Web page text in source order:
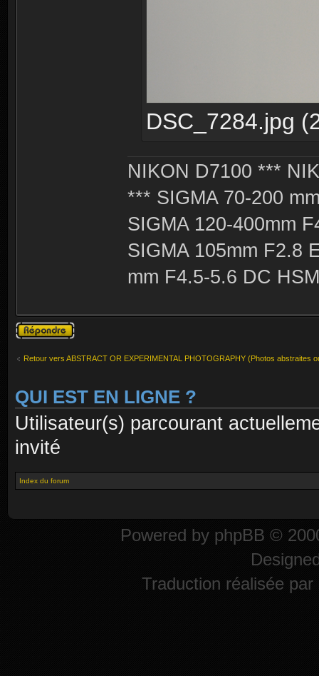
DSC_7284.jpg
NIKON D7100 ***
*** SIGMA 70-200
SIGMA 120-400mm
SIGMA 105mm F2.8
mm F4.5-5.6 DC
Publier une
réponse
Retour vers ABSTRACT OR EXPERIMENTAL PHOTOGRAPHY (Photos abstraites
QUI EST EN LIGNE ?
Utilisateur(s) parcourant
invité
Index du forum
Powered by phpBB ©
Traduction réalisée par